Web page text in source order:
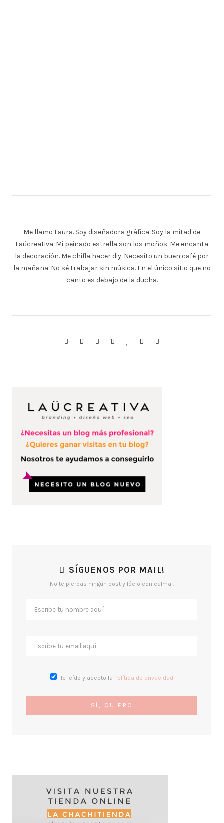
Me llamo Laura. Soy diseñadora gráfica. Soy la mitad de
Laücreativa. Mi peinado estrella son los moños. Me encanta
la decoración. Me chifla hacer diy. Necesito un buen café por
la mañana. No sé trabajar sin música. En el único sitio que no
canto es debajo de la ducha.
SÍGUENOS POR MAIL!
No te pierdas ningún post y léelo con calma .
He leído y acepto la Política de privacidad